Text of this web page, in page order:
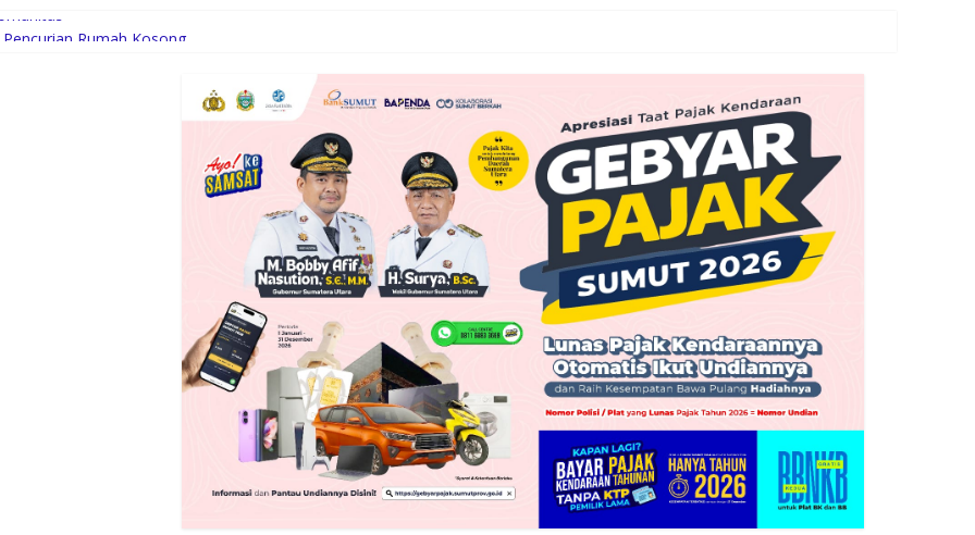
Turunkan Kemiskinan dan Pengangguran
Pertama Pembangunan Rusun Polres Tapanuli Tengah
Aceh Diamankan Sat Intelkam Polres Sergai